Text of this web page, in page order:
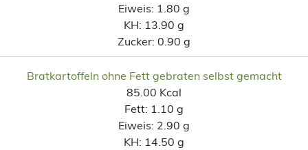
Eiweis: 1.80 g
KH: 13.90 g
Zucker: 0.90 g
Bratkartoffeln ohne Fett gebraten selbst gemacht
85.00 Kcal
Fett: 1.10 g
Eiweis: 2.90 g
KH: 14.50 g